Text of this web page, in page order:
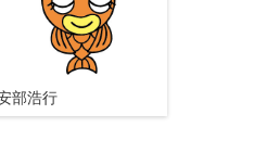
部浩行